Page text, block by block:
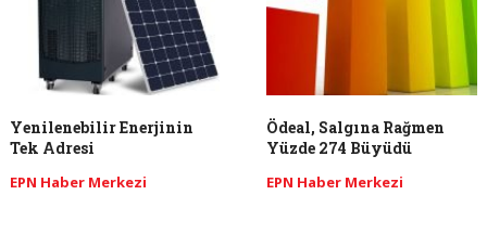
Yenilenebilir Enerjinin
Tek Adresi
EPN Haber Merkezi
Ödeal, Salgına Rağmen
Yüzde 274 Büyüdü
EPN Haber Merkezi